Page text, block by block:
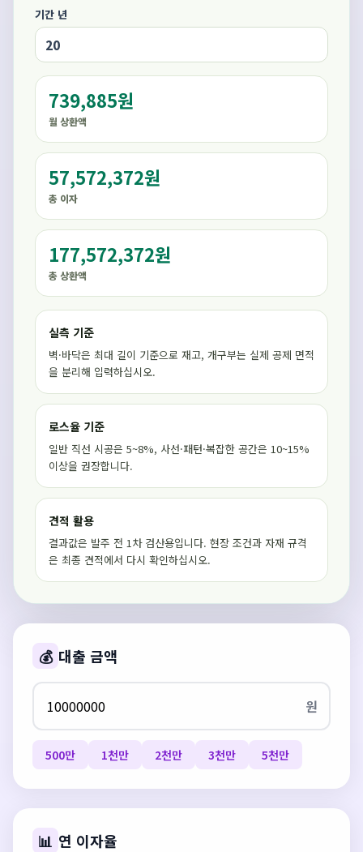
기간 년
739,885원
월 상환액
57,572,372원
총 이자
177,572,372원
총 상환액
실측 기준
벽·바닥은 최대 길이 기준으로 재고, 개구부는 실제 공제 면적
을 분리해 입력하십시오.
로스율 기준
일반 직선 시공은 5~8%, 사선·패턴·복잡한 공간은 10~15%
이상을 권장합니다.
견적 활용
결과값은 발주 전 1차 검산용입니다. 현장 조건과 자재 규격
은 최종 견적에서 다시 확인하십시오.
💰 대출 금액
원
500만 1천만 2천만 3천만 5천만
📊 연 이자율